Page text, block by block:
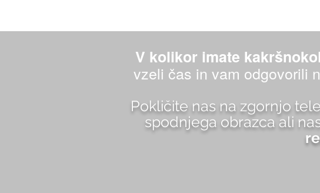
V kolikor imate
vzeli čas in vam odgovorili
Pokličite nas na zgornjo
spodnjega obrazca ali